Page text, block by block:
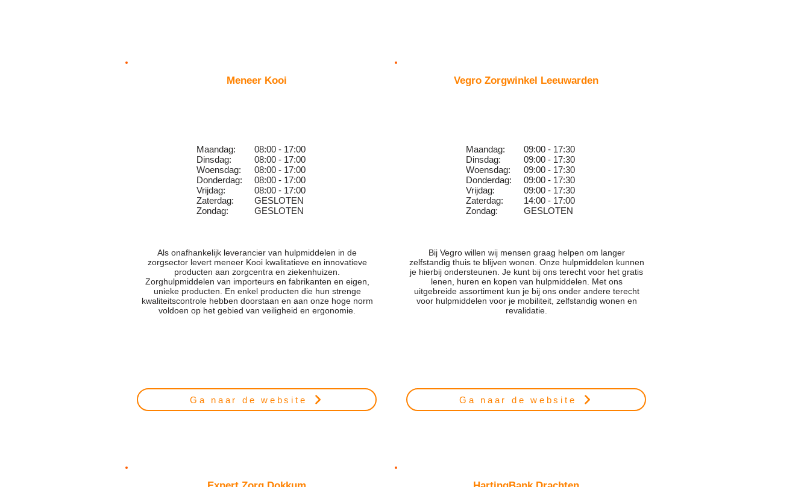
Meneer Kooi
Maandag:
Dinsdag:
Woensdag:
Donderdag:
Vrijdag:
Zaterdag:
Zondag:
08:00 - 17:00
08:00 - 17:00
08:00 - 17:00
08:00 - 17:00
08:00 - 17:00
GESLOTEN
GESLOTEN
Als onafhankelijk leverancier van hulpmiddelen in de
zorgsector levert meneer Kooi kwalitatieve en innovatieve
producten aan zorgcentra en ziekenhuizen.
Zorghulpmiddelen van importeurs en fabrikanten en eigen,
unieke producten. En enkel producten die hun strenge
kwaliteitscontrole hebben doorstaan en aan onze hoge norm
voldoen op het gebied van veiligheid en ergonomie.
Ga naar de website
Vegro Zorgwinkel Leeuwarden
Maandag:
Dinsdag:
Woensdag:
Donderdag:
Vrijdag:
Zaterdag:
Zondag:
09:00 - 17:30
09:00 - 17:30
09:00 - 17:30
09:00 - 17:30
09:00 - 17:30
14:00 - 17:00
GESLOTEN
Bij Vegro willen wij mensen graag helpen om langer
zelfstandig thuis te blijven wonen. Onze hulpmiddelen kunnen
je hierbij ondersteunen. Je kunt bij ons terecht voor het gratis
lenen, huren en kopen van hulpmiddelen. Met ons
uitgebreide assortiment kun je bij ons onder andere terecht
voor hulpmiddelen voor je mobiliteit, zelfstandig wonen en
revalidatie.
Ga naar de website